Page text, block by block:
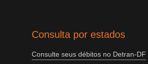
Consulta por estados
Consulte seus débitos no Detran-DF